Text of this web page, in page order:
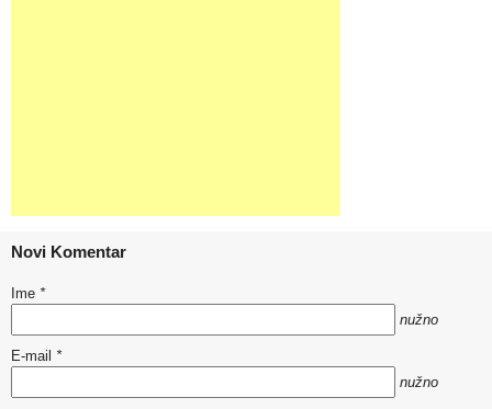
Novi Komentar
Ime *
nužno
E-mail *
nužno